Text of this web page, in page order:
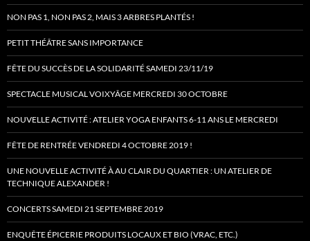
NON PAS 1, NON PAS 2, MAIS 3 ARBRES PLANTÉS !
PETIT THÉÂTRE SANS IMPORTANCE
FÊTE DU SUCCÈS DE LA SOLIDARITÉ SAMEDI 23/11/19
SPECTACLE MUSICAL VOIXYÂGE MERCREDI 30 OCTOBRE
NOUVELLE ACTIVITÉ : ATELIER YOGA ENFANTS 6-11 ANS LE MERCREDI
FÊTE DE RENTRÉE VENDREDI 4 OCTOBRE 2019 !
UNE NOUVELLE ACTIVITÉ À AU CLAIR DU QUARTIER : UN ATELIER DE
TECHNIQUE ALEXANDER !
CONCERTS SAMEDI 21 SEPTEMBRE 2019
ENQUÊTE ÉPICERIE PRODUITS LOCAUX ET BIO (VRAC, ETC.)